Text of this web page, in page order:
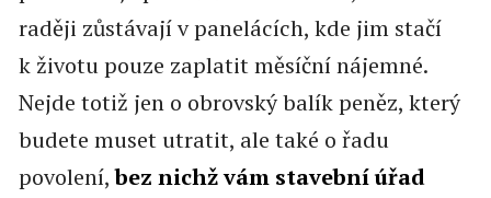
raději zůstávají v panelácích, kde jim stačí
k životu pouze zaplatit měsíční nájemné.
Nejde totiž jen o obrovský balík peněz, který
budete muset utratit, ale také o řadu
povolení,bez nichž vám stavební úřad